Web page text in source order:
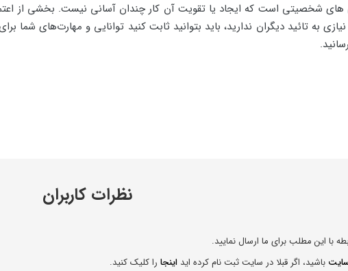
های شخصیتی است که ایجاد یا تقویت آن کار چندان آسانی نیست. بخشی از
به تائید دیگران ندارید، باید بتوانید ثابت کنید توانایی و مهارت‌های شما
نظرات کاربران
با این مطلب برای ما ارسال نمایید.
باشید، اگر قبلا در سایت ثبت نام کرده اید اینجا را کلیک کنید.